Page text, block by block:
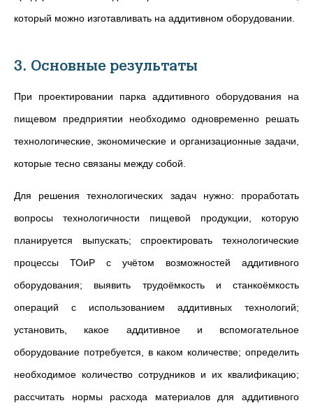
который можно изготавливать на аддитивном оборудовании.
3. Основные результаты
При проектировании парка аддитивного оборудования на
пищевом предприятии необходимо одновременно решать
технологические, экономические и организационные задачи,
которые тесно связаны между собой.
Для решения технологических задач нужно: проработать
вопросы технологичности пищевой продукции, которую
планируется выпускать; спроектировать технологические
процессы ТОиР с учётом возможностей аддитивного
оборудования; выявить трудоёмкость и станкоёмкость
операций с использованием аддитивных технологий;
установить, какое аддитивное и вспомогательное
оборудование потребуется, в каком количестве; определить
необходимое количество сотрудников и их квалификацию;
рассчитать нормы расхода материалов для аддитивного